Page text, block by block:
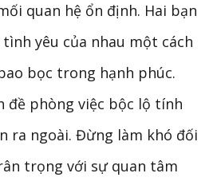
quan hệ ổn định. Hai bạn
yêu của nhau một cách
bọc trong hạnh phúc.
đề phòng việc bộc lộ tính
ra ngoài. Đừng làm khó đối
trọng với sự quan tâm